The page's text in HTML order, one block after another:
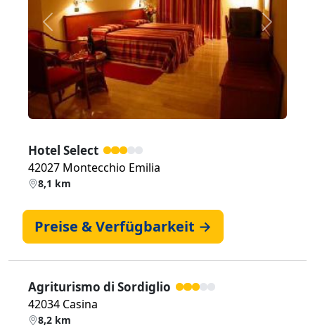
Zurück Weiter
Hotel Select
42027 Montecchio Emilia
8,1 km
Preise & Verfügbarkeit →
Agriturismo di Sordiglio
42034 Casina
8,2 km